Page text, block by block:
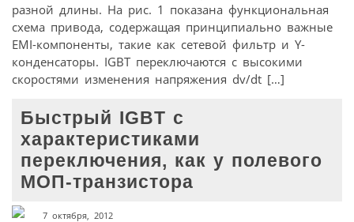
разной длины. На рис. 1 показана функциональная
схема привода, содержащая принципиально важные
EMI-компоненты, такие как сетевой фильтр и Y-
конденсаторы. IGBT переключаются с высокими
скоростями изменения напряжения dv/dt […]
Быстрый IGBT с
характеристиками
переключения, как у полевого
МОП-транзистора
7 октября, 2012